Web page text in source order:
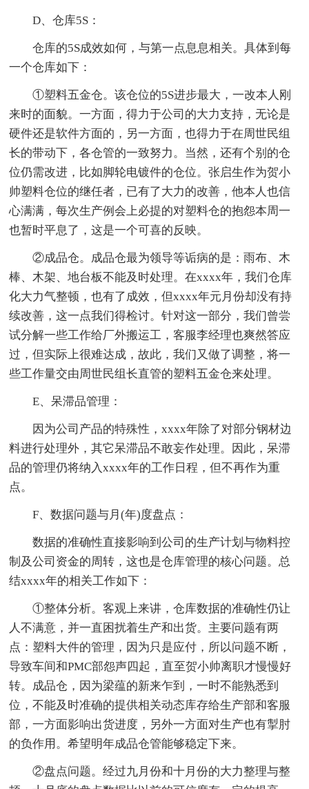
D、仓库5S：
仓库的5S成效如何，与第一点息息相关。具体到每
一个仓库如下：
①塑料五金仓。该仓位的5S进步最大，一改本人刚
来时的面貌。一方面，得力于公司的大力支持，无论是
硬件还是软件方面的，另一方面，也得力于在周世民组
长的带动下，各仓管的一致努力。当然，还有个别的仓
位仍需改进，比如脚轮电镀件的仓位。张启生作为贺小
帅塑料仓位的继任者，已有了大力的改善，他本人也信
心满满，每次生产例会上必提的对塑料仓的抱怨本周一
也暂时平息了，这是一个可喜的反映。
②成品仓。成品仓最为领导等诟病的是：雨布、木
棒、木架、地台板不能及时处理。在xxxx年，我们仓库
化大力气整顿，也有了成效，但xxxx年元月份却没有持
续改善，这一点我们得检讨。针对这一部分，我们曾尝
试分解一些工作给厂外搬运工，客服李经理也爽然答应
过，但实际上很难达成，故此，我们又做了调整，将一
些工作量交由周世民组长直管的塑料五金仓来处理。
E、呆滞品管理：
因为公司产品的特殊性，xxxx年除了对部分钢材边
料进行处理外，其它呆滞品不敢妄作处理。因此，呆滞
品的管理仍将纳入xxxx年的工作日程，但不再作为重
点。
F、数据问题与月(年)度盘点：
数据的准确性直接影响到公司的生产计划与物料控
制及公司资金的周转，这也是仓库管理的核心问题。总
结xxxx年的相关工作如下：
①整体分析。客观上来讲，仓库数据的准确性仍让
人不满意，并一直困扰着生产和出货。主要问题有两
点：塑料大件的管理，因为只是应付，所以问题不断，
导致车间和PMC部怨声四起，直至贺小帅离职才慢慢好
转。成品仓，因为梁蕴的新来乍到，一时不能熟悉到
位，不能及时准确的提供相关动态库存给生产部和客服
部，一方面影响出货进度，另外一方面对生产也有掣肘
的负作用。希望明年成品仓管能够稳定下来。
②盘点问题。经过九月份和十月份的大力整理与整